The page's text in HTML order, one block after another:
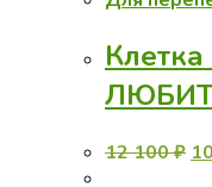
12 100₽